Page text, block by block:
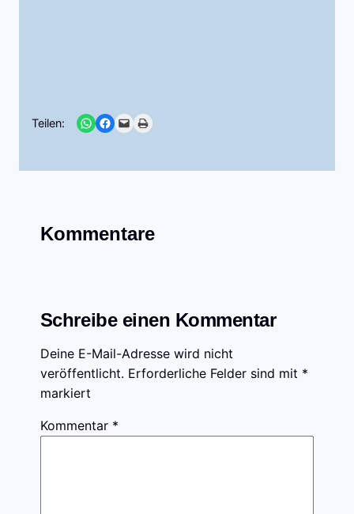
Teilen: Share on WhatsApp
Share on Facebook
Email this PagePrint this Page
Kommentare
Schreibe einen Kommentar
Deine E-Mail-Adresse wird nicht
veröffentlicht. Erforderliche Felder sind mit *
markiert
Kommentar *